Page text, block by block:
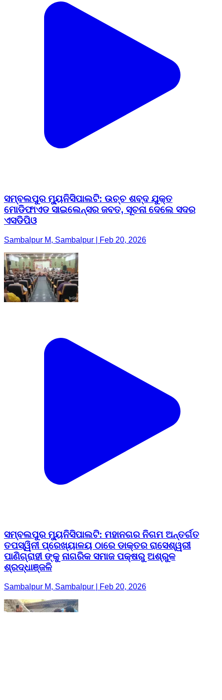
ସମ୍ବଲପୁର ମ୍ୟୁନିସିପାଲଟି: ଉଚ୍ଚ ଶବ୍ଦ ଯୁକ୍ତ
ମୋଡିଫାଏଡ ସାଇଲେନ୍ସର ଜବତ, ସୂଚନା ଦେଲେ ସଦର
ଏସଡିପିଓ
Sambalpur M, Sambalpur | Feb 20, 2026
ସମ୍ବଲପୁର ମ୍ୟୁନିସିପାଲଟି: ମହାନଗର ନିଗମ ଅନ୍ତର୍ଗତ
ତପସ୍ୱିନୀ ପ୍ରେଖ୍ୟାଳୟ ଠାରେ ଡାକ୍ତର ରାସେଶ୍ୱରୀ
ପାଣିଗ୍ରାହୀ ଙ୍କୁ ନାଗରିକ ସମାଜ ପକ୍ଷରୁ ଅଶ୍ରୁଳ
ଶ୍ରଦ୍ଧାଞ୍ଜଳି
Sambalpur M, Sambalpur | Feb 20, 2026